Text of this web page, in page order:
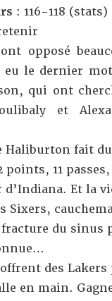
: 116-118 (stats)
opposé
eu le dernier
qui ont
et
Haliburton fait
points, 11
d’Indiana. Et la
Sixers,
fracture du
des Lakers
en main.